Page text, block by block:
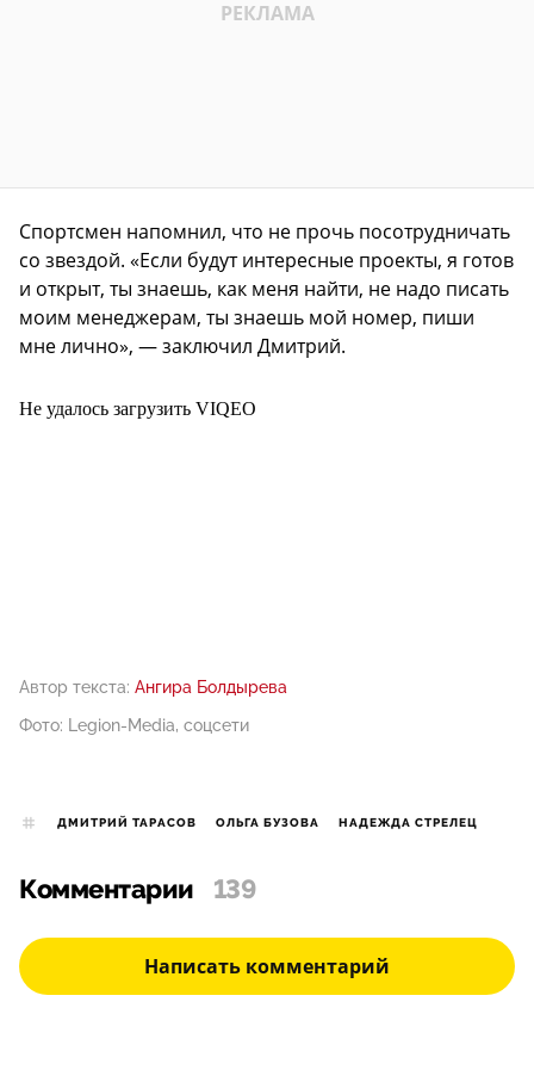
Спортсмен напомнил, что не прочь посотрудничать
со звездой. «Если будут интересные проекты, я готов
и открыт, ты знаешь, как меня найти, не надо писать
моим менеджерам, ты знаешь мой номер, пиши
мне лично», — заключил Дмитрий.
Не удалось загрузить VIQEO
Автор текста: Ангира Болдырева
Фото: Legion-Media, соцсети
ДМИТРИЙ ТАРАСОВ ОЛЬГА БУЗОВА НАДЕЖДА СТРЕЛЕЦ
Комментарии 139
Написать комментарий